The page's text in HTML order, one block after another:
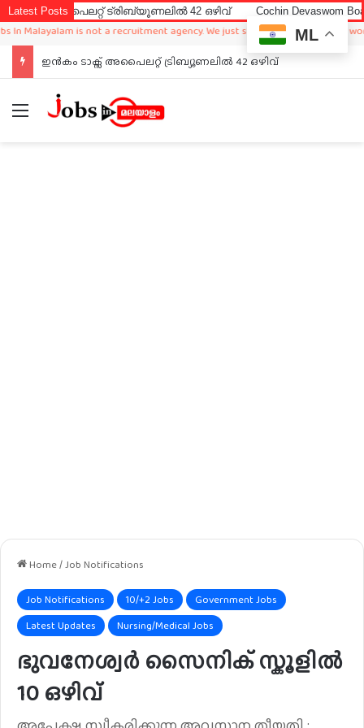
Latest Posts
അപൈലറ്റ് ട്രിബ്യൂണലിൽ 42 ഒഴിവ് Cochin Devaswom Board LD
is not a recruitment agency. We just sharing available job in
ഇൻകം ടാക്സ് അപൈലറ്റ് ട്രിബ്യൂണലിൽ 42 ഒഴിവ്
Menu
Home/Job Notifications
Job Notifications 10/+2 Jobs
Government Jobs
Latest Updates
Nursing/Medical Jobs
ഭുവനേശ്വർ സൈനിക് സ്കൂളിൽ
10 ഒഴിവ്
ML